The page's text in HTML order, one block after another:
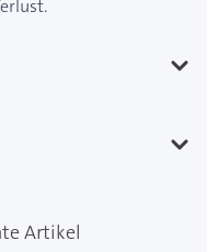
Artikel